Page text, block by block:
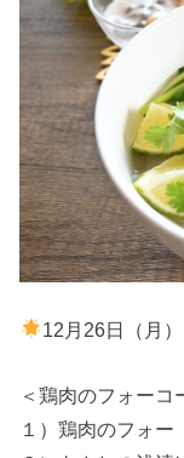
12月26日（月
＜鶏肉のフォーコ
１）鶏肉のフォー